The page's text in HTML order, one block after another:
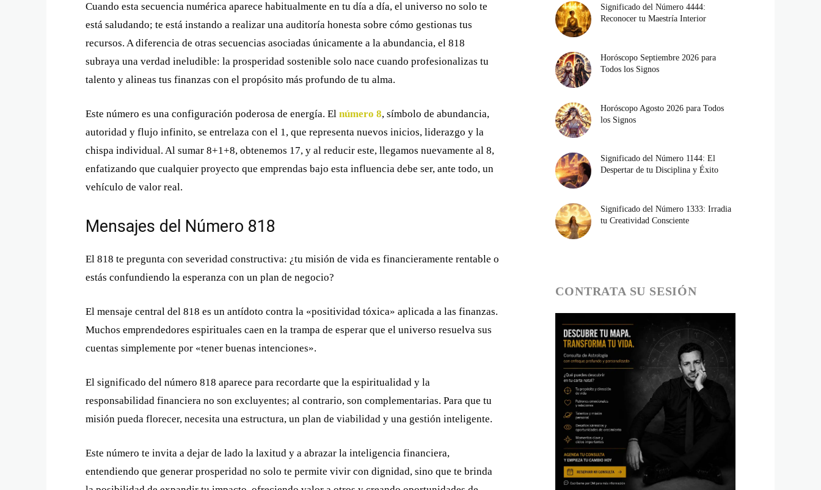
Cuando esta secuencia numérica aparece habitualmente en tu día a día, el universo no solo te
está saludando; te está instando a realizar una auditoría honesta sobre cómo gestionas tus
recursos. A diferencia de otras secuencias asociadas únicamente a la abundancia, el 818
subraya una verdad ineludible: la prosperidad sostenible solo nace cuando profesionalizas tu
talento y alineas tus finanzas con el propósito más profundo de tu alma.
Este número es una configuración poderosa de energía. El número 8, símbolo de abundancia,
autoridad y flujo infinito, se entrelaza con el 1, que representa nuevos inicios, liderazgo y la
chispa individual. Al sumar 8+1+8, obtenemos 17, y al reducir este, llegamos nuevamente al 8,
enfatizando que cualquier proyecto que emprendas bajo esta influencia debe ser, ante todo, un
vehículo de valor real.
Mensajes del Número 818
El 818 te pregunta con severidad constructiva: ¿tu misión de vida es financieramente rentable o
estás confundiendo la esperanza con un plan de negocio?
El mensaje central del 818 es un antídoto contra la «positividad tóxica» aplicada a las finanzas.
Muchos emprendedores espirituales caen en la trampa de esperar que el universo resuelva sus
cuentas simplemente por «tener buenas intenciones».
El significado del número 818 aparece para recordarte que la espiritualidad y la
responsabilidad financiera no son excluyentes; al contrario, son complementarias. Para que tu
misión pueda florecer, necesita una estructura, un plan de viabilidad y una gestión inteligente.
Este número te invita a dejar de lado la laxitud y a abrazar la inteligencia financiera,
entendiendo que generar prosperidad no solo te permite vivir con dignidad, sino que te brinda
Significado del Número 4444:
Reconocer tu Maestría Interior
Horóscopo Septiembre 2026 para
Todos los Signos
Horóscopo Agosto 2026 para Todos
los Signos
Significado del Número 1144: El
Despertar de tu Disciplina y Éxito
Significado del Número 1333: Irradia
tu Creatividad Consciente
CONTRATA SU SESIÓN